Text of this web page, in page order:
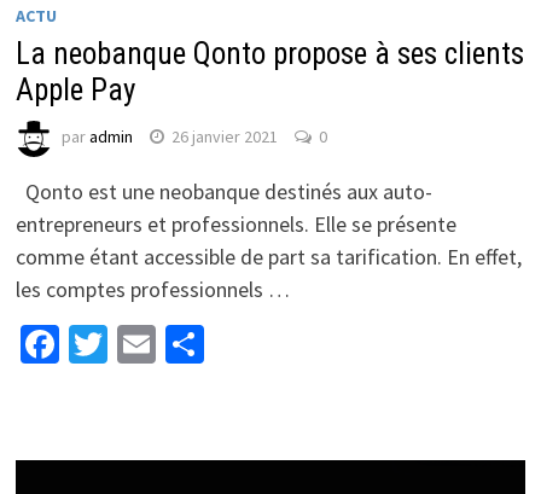
ACTU
La neobanque Qonto propose à ses clients
Apple Pay
paradmin 26 janvier 2021 0
Qonto est une neobanque destinés aux auto-
entrepreneurs et professionnels. Elle se présente
comme étant accessible de part sa tarification. En effet,
les comptes professionnels …
Facebook
Twitter
EmailPartager